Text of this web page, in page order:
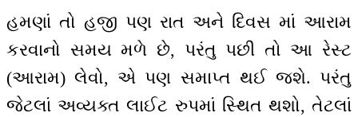
હમણાં તો હજી પણ રાત અને દિવસ માં આરામ
કરવાનો સમય મળે છે, પરંતુ પછી તો આ રેસ્ટ
(આરામ) લેવો, એ પણ સમાપ્ત થઈ જશે. પરંતુ
જેટલાં અવ્યક્ત લાઈટ રુપમાં સ્થિત થશો, તેટલાં